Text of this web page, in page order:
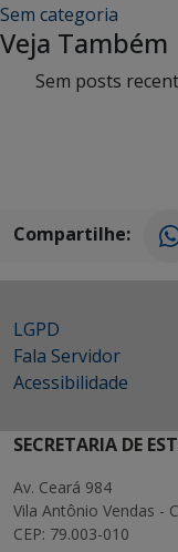
Sem categoria
Veja Também
Sem posts
Compartilhe:
LGPD
Fala Servidor
Acessibilidade
SECRETARIA DE
Av. Ceará 984
Vila Antônio Vendas -
CEP: 79.003-010